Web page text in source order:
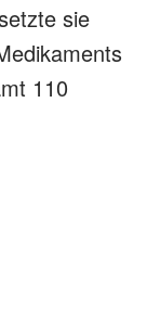
sie
110